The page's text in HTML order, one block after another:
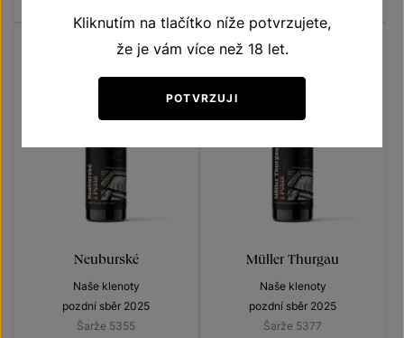
Neuburské
Naše klenoty
pozdní sběr 2025
Šarže 5355
Müller Thurgau
Naše klenoty
pozdní sběr 2025
Šarže 5377
Kliknutím na tlačítko níže potvrzujete,
že je vám více než 18 let.
POTVRZUJI